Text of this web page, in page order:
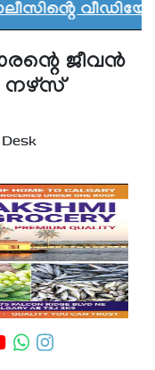
വീഡിയോ
ജീവന്‍
നഴ്‌സ്